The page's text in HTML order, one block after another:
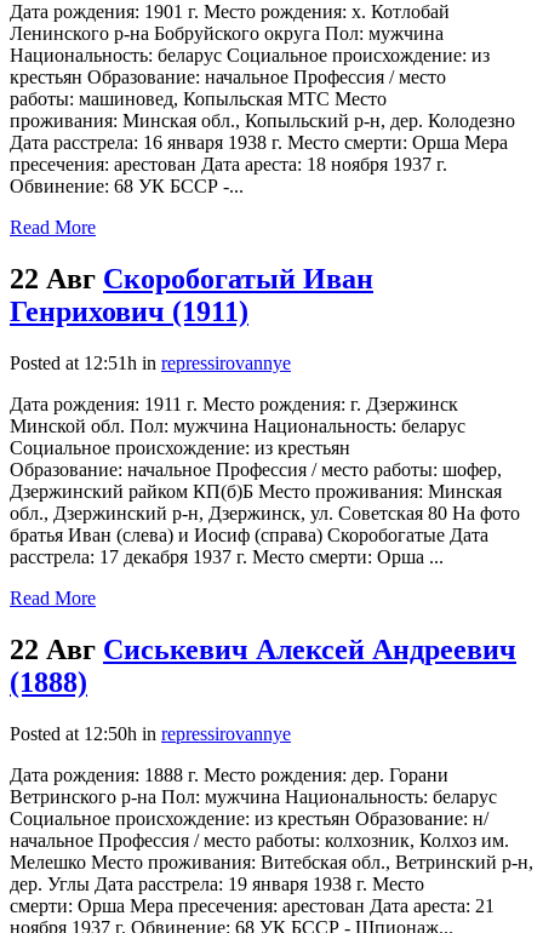
Дата рождения: 1901 г. Место рождения: х. Котлобай
Ленинского р-на Бобруйского округа Пол: мужчина
Национальность: беларус Социальное происхождение: из
крестьян Образование: начальное Профессия / место
работы: машиновед, Копыльская МТС Место
проживания: Минская обл., Копыльский р-н, дер. Колодезно
Дата расстрела: 16 января 1938 г. Место смерти: Орша Мера
пресечения: арестован Дата ареста: 18 ноября 1937 г.
Обвинение: 68 УК БССР -...
Read More
22 Авг Скоробогатый Иван
Генрихович (1911)
Posted at 12:51h in repressirovannye
Дата рождения: 1911 г. Место рождения: г. Дзержинск
Минской обл. Пол: мужчина Национальность: беларус
Социальное происхождение: из крестьян
Образование: начальное Профессия / место работы: шофер,
Дзержинский райком КП(б)Б Место проживания: Минская
обл., Дзержинский р-н, Дзержинск, ул. Советская 80 На фото
братья Иван (слева) и Иосиф (справа) Скоробогатые Дата
расстрела: 17 декабря 1937 г. Место смерти: Орша ...
Read More
22 Авг Сиськевич Алексей Андреевич
(1888)
Posted at 12:50h in repressirovannye
Дата рождения: 1888 г. Место рождения: дер. Горани
Ветринского р-на Пол: мужчина Национальность: беларус
Социальное происхождение: из крестьян Образование: н/
начальное Профессия / место работы: колхозник, Колхоз им.
Мелешко Место проживания: Витебская обл., Ветринский р-н,
дер. Углы Дата расстрела: 19 января 1938 г. Место
смерти: Орша Мера пресечения: арестован Дата ареста: 21
ноября 1937 г. Обвинение: 68 УК БССР - Шпионаж...